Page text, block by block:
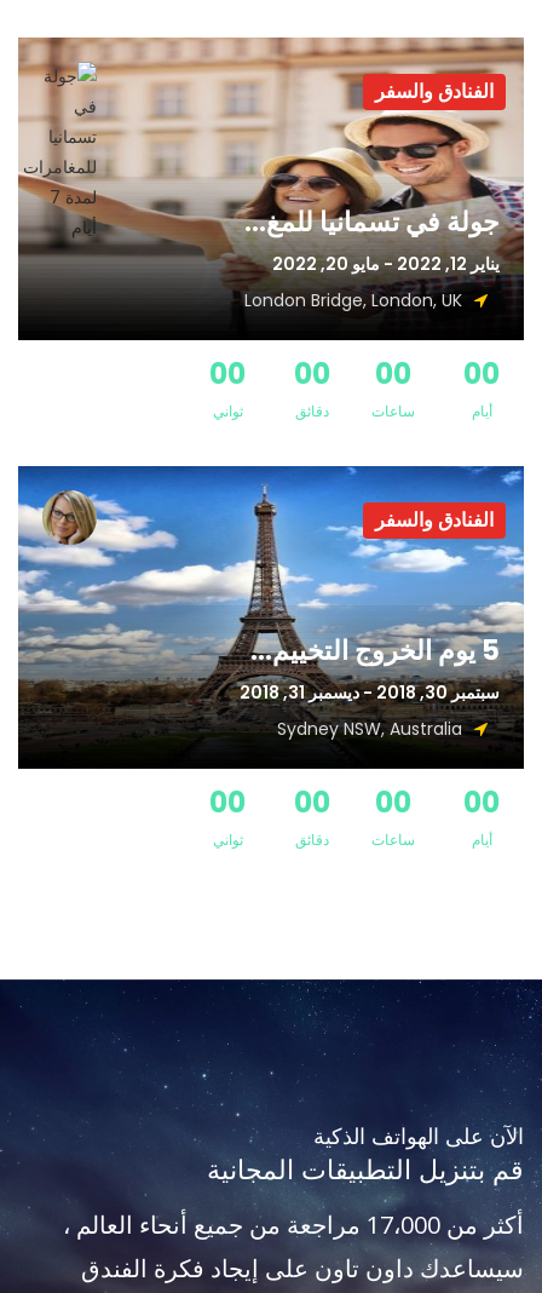
الفنادق والسفر
جولة في تسمانيا للمغ...
يناير 12, 2022 - مايو 20, 2022
London Bridge, London, UK
00
أيام
00
ساعات
00
دقائق
00
ثواني
الفنادق والسفر
5 يوم الخروج التخييم...
سبتمبر 30, 2018 - ديسمبر 31, 2018
Sydney NSW, Australia
00
أيام
00
ساعات
00
دقائق
00
ثواني
الآن على الهواتف الذكية
قم بتنزيل التطبيقات المجانية
أكثر من 17،000 مراجعة من جميع أنحاء العالم ،
سيساعدك داون تاون على إيجاد فكرة الفندق